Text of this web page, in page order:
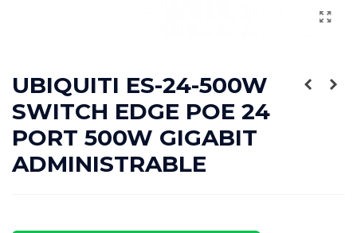
UBIQUITI ES-24-500W
SWITCH EDGE POE 24
PORT 500W GIGABIT
ADMINISTRABLE